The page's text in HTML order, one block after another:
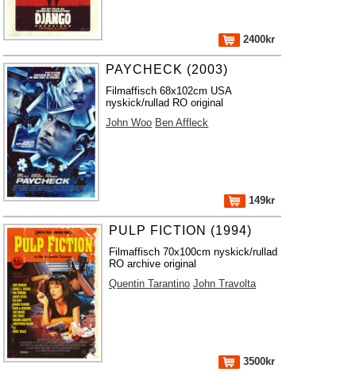
2400kr
PAYCHECK (2003)
Filmaffisch 68x102cm USA
nyskick/rullad RO original
John Woo Ben Affleck
149kr
PULP FICTION (1994)
Filmaffisch 70x100cm nyskick/rullad
RO archive original
Quentin Tarantino John Travolta
3500kr